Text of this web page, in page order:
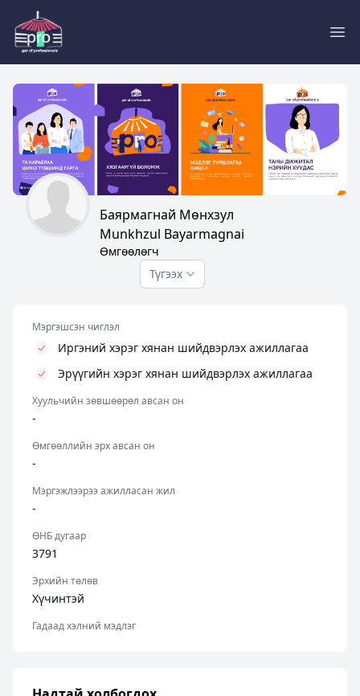
Баярмагнай Мөнхзул
Munkhzul Bayarmagnai
Өмгөөлөгч
Түгээх
Мэргэшсэн чиглэл
Иргэний хэрэг хянан шийдвэрлэх ажиллагаа
Эрүүгийн хэрэг хянан шийдвэрлэх ажиллагаа
Хуульчийн зөвшөөрөл авсан он
-
Өмгөөллийн эрх авсан он
-
Мэргэжлээрээ ажилласан жил
-
ӨНБ дугаар
3791
Эрхийн төлөв
Хүчинтэй
Гадаад хэлний мэдлэг